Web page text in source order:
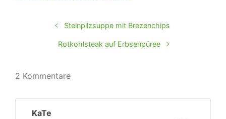
Steinpilzsuppe mit Brezenchips
Rotkohlsteak auf Erbsenpüree
2 Kommentare
KaTe